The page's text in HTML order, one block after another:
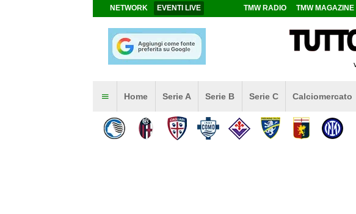
NETWORK EVENTI LIVE TMW RADIO TMW MAGAZINE
Home Serie A Serie B Serie C Calciomercato